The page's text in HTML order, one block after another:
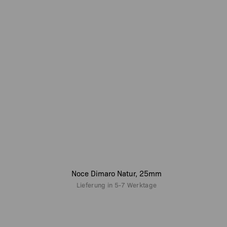
Noce Dimaro Natur, 25mm
Lieferung in 5-7 Werktage